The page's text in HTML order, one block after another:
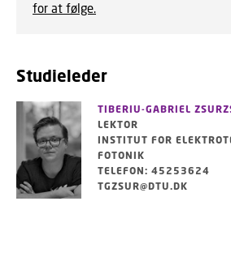
for at følge.
Studieleder
TIBERIU-GABRIEL
LEKTOR
INSTITUT FOR
FOTONIK
TELEFON: 45253624
TGZSUR@DTU.DK